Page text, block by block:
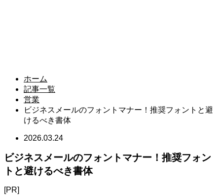
ホーム
記事一覧
営業
ビジネスメールのフォントマナー！推奨フォントと避
けるべき書体
2026.03.24
ビジネスメールのフォントマナー！推奨フォン
トと避けるべき書体
[PR]